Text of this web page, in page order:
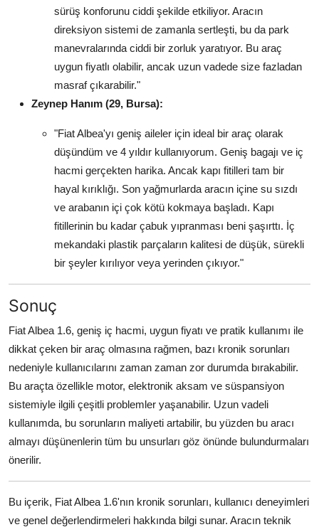
sürüş konforunu ciddi şekilde etkiliyor. Aracın
direksiyon sistemi de zamanla sertleşti, bu da park
manevralarında ciddi bir zorluk yaratıyor. Bu araç
uygun fiyatlı olabilir, ancak uzun vadede size fazladan
masraf çıkarabilir."
Zeynep Hanım (29, Bursa):
"Fiat Albea'yı geniş aileler için ideal bir araç olarak
düşündüm ve 4 yıldır kullanıyorum. Geniş bagajı ve iç
hacmi gerçekten harika. Ancak kapı fitilleri tam bir
hayal kırıklığı. Son yağmurlarda aracın içine su sızdı
ve arabanın içi çok kötü kokmaya başladı. Kapı
fitillerinin bu kadar çabuk yıpranması beni şaşırttı. İç
mekandaki plastik parçaların kalitesi de düşük, sürekli
bir şeyler kırılıyor veya yerinden çıkıyor."
Sonuç
Fiat Albea 1.6, geniş iç hacmi, uygun fiyatı ve pratik kullanımı ile
dikkat çeken bir araç olmasına rağmen, bazı kronik sorunları
nedeniyle kullanıcılarını zaman zaman zor durumda bırakabilir.
Bu araçta özellikle motor, elektronik aksam ve süspansiyon
sistemiyle ilgili çeşitli problemler yaşanabilir. Uzun vadeli
kullanımda, bu sorunların maliyeti artabilir, bu yüzden bu aracı
almayı düşünenlerin tüm bu unsurları göz önünde bulundurmaları
önerilir.
Bu içerik, Fiat Albea 1.6'nın kronik sorunları, kullanıcı deneyimleri
ve genel değerlendirmeleri hakkında bilgi sunar. Aracın teknik